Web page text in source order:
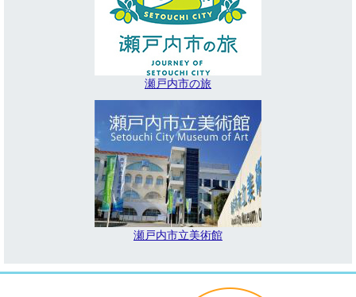
瀬戸内市の旅
瀬戸内市立美術館